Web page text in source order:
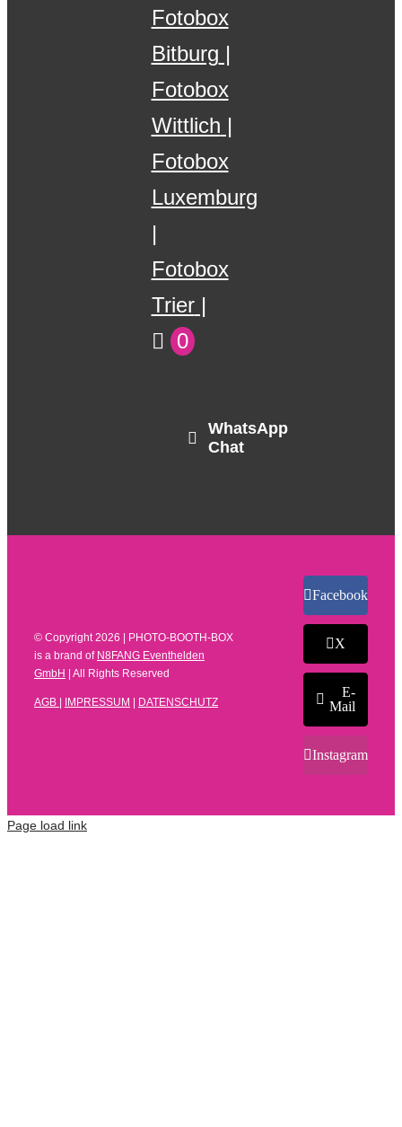
Fotobox
Bitburg
Fotobox
Wittlich
Fotobox
Luxemburg
Fotobox
Trier
0
WhatsApp
Chat
© Copyright2026 | PHOTO-BOOTH-BOX
is a brand of N8FANG Eventhelden
GmbH
| All Rights Reserved
AGB IMPRESSUM DATENSCHUTZ
Facebook
X
E-
Mail
Instagram
Page load link